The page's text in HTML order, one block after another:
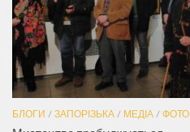
БЛОГИ / ЗАПОРІЗЬКА / МЕДІА / ФОТО